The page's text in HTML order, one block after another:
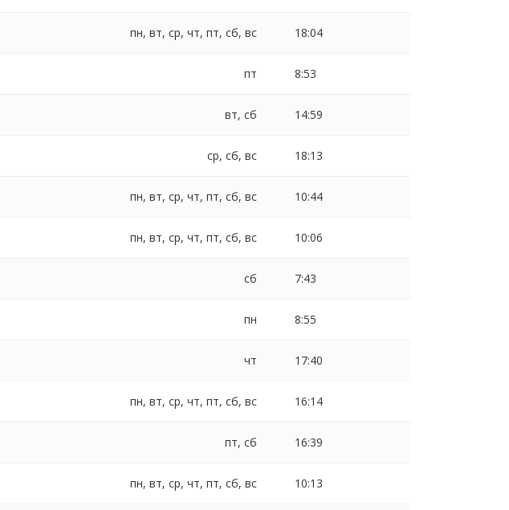
пн, вт, ср, чт, пт, сб, вс 18:04
пт 8:53
вт, сб 14:59
ср, сб, вс 18:13
пн, вт, ср, чт, пт, сб, вс 10:44
пн, вт, ср, чт, пт, сб, вс 10:06
сб 7:43
пн 8:55
чт 17:40
пн, вт, ср, чт, пт, сб, вс 16:14
пт, сб 16:39
пн, вт, ср, чт, пт, сб, вс 10:13